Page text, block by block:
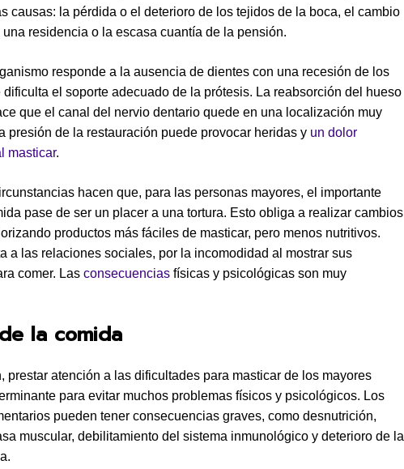
causas: la pérdida o el deterioro de los tejidos de la boca, el cambio
residencia o la escasa cuantía de la pensión.
responde a la ausencia de dientes con una recesión de los
dificulta el soporte adecuado de la prótesis. La reabsorción del hueso
que el canal del nervio dentario quede en una localización muy
presión de la restauración puede provocar heridas y un dolor
masticar.
hacen que, para las personas mayores, el importante
pase de ser un placer a una tortura. Esto obliga a realizar cambios
productos más fáciles de masticar, pero menos nutritivos.
a las relaciones sociales, por la incomodidad al mostrar sus
comer. Las consecuencias físicas y psicológicas son muy
la comida
prestar atención a las dificultades para masticar de los mayores
para evitar muchos problemas físicos y psicológicos. Los
pueden tener consecuencias graves, como desnutrición,
muscular, debilitamiento del sistema inmunológico y deterioro de la